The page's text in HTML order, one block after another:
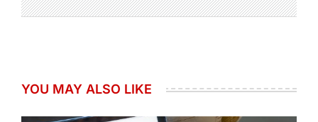
YOU MAY ALSO LIKE